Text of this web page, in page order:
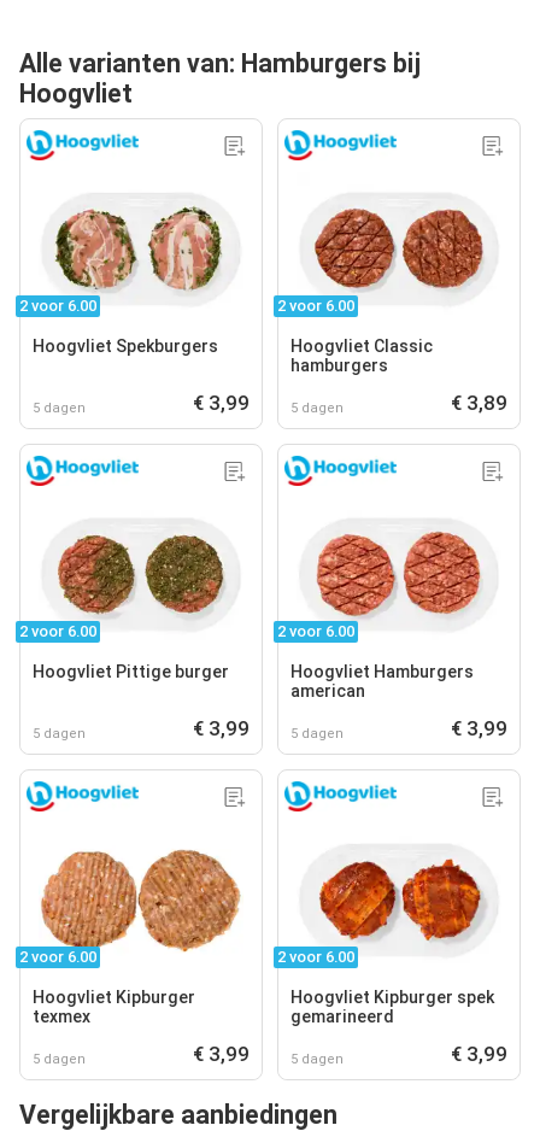
Alle varianten van: Hamburgers bij
Hoogvliet
2 voor 6.00
Hoogvliet Spekburgers
5 dagen € 3,99
2 voor 6.00
Hoogvliet Classic
hamburgers
5 dagen € 3,89
2 voor 6.00
Hoogvliet Pittige burger
5 dagen € 3,99
2 voor 6.00
Hoogvliet Hamburgers
american
5 dagen € 3,99
2 voor 6.00
Hoogvliet Kipburger
texmex
5 dagen € 3,99
2 voor 6.00
Hoogvliet Kipburger spek
gemarineerd
5 dagen € 3,99
Vergelijkbare aanbiedingen